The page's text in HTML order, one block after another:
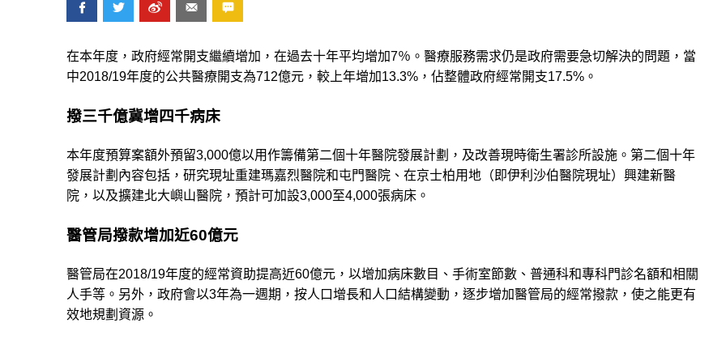
在本年度，政府經常開支繼續增加，在過去十年平均增加7％。醫療服務需求仍是政府需要急切解決的問題，當
中2018/19年度的公共醫療開支為712億元，較上年增加13.3%，佔整體政府經常開支17.5%。
撥三千億冀增四千病床
本年度預算案額外預留3,000億以用作籌備第二個十年醫院發展計劃，及改善現時衛生署診所設施。第二個十年
發展計劃內容包括，研究現址重建瑪嘉烈醫院和屯門醫院、在京士柏用地（即伊利沙伯醫院現址）興建新醫
院，以及擴建北大嶼山醫院，預計可加設3,000至4,000張病床。
醫管局撥款增加近60億元
醫管局在2018/19年度的經常資助提高近60億元，以增加病床數目、手術室節數、普通科和專科門診名額和相關
人手等。另外，政府會以3年為一週期，按人口增長和人口結構變動，逐步增加醫管局的經常撥款，使之能更有
效地規劃資源。